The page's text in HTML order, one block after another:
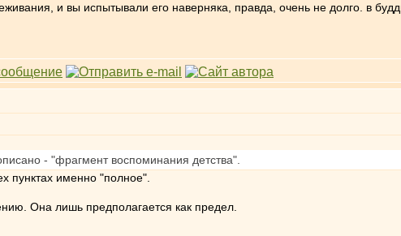
и вы испытывали его наверняка, правда, очень не долго. в
- "фрагмент воспоминания детства".
пунктах именно "полное".
Она лишь предполагается как предел.